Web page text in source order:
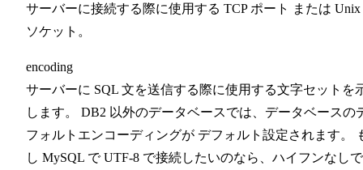
サーバーに接続する際に使用する TCP ポート または Unix
ソケット。
encoding
サーバーに SQL 文を送信する際に使用する文字セットを
します。 DB2 以外のデータベースでは、データベースの
フォルトエンコーディングが デフォルト設定されます。
し MySQL で UTF-8 で接続したいのなら、ハイフンなしで